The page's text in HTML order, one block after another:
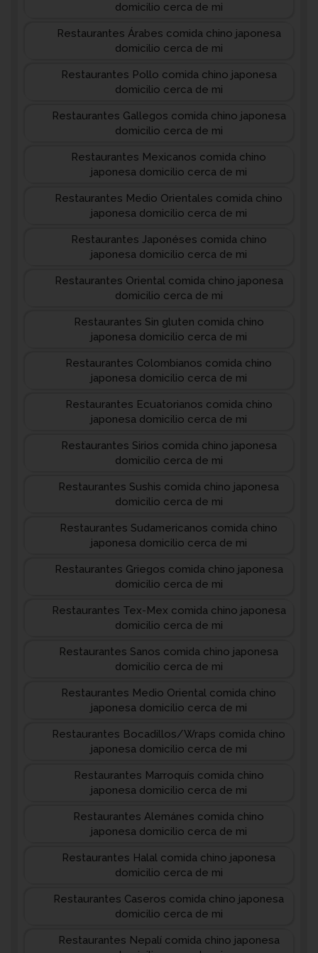
domicilio cerca de mi
Restaurantes Árabes comida chino japonesa
domicilio cerca de mi
Restaurantes Pollo comida chino japonesa
domicilio cerca de mi
Restaurantes Gallegos comida chino japonesa
domicilio cerca de mi
Restaurantes Mexicanos comida chino
japonesa domicilio cerca de mi
Restaurantes Medio Orientales comida chino
japonesa domicilio cerca de mi
Restaurantes Japonéses comida chino
japonesa domicilio cerca de mi
Restaurantes Oriental comida chino japonesa
domicilio cerca de mi
Restaurantes Sin gluten comida chino
japonesa domicilio cerca de mi
Restaurantes Colombianos comida chino
japonesa domicilio cerca de mi
Restaurantes Ecuatorianos comida chino
japonesa domicilio cerca de mi
Restaurantes Sirios comida chino japonesa
domicilio cerca de mi
Restaurantes Sushis comida chino japonesa
domicilio cerca de mi
Restaurantes Sudamericanos comida chino
japonesa domicilio cerca de mi
Restaurantes Griegos comida chino japonesa
domicilio cerca de mi
Restaurantes Tex-Mex comida chino japonesa
domicilio cerca de mi
Restaurantes Sanos comida chino japonesa
domicilio cerca de mi
Restaurantes Medio Oriental comida chino
japonesa domicilio cerca de mi
Restaurantes Bocadillos/Wraps comida chino
japonesa domicilio cerca de mi
Restaurantes Marroquís comida chino
japonesa domicilio cerca de mi
Restaurantes Alemánes comida chino
japonesa domicilio cerca de mi
Restaurantes Halal comida chino japonesa
domicilio cerca de mi
Restaurantes Caseros comida chino japonesa
domicilio cerca de mi
Restaurantes Nepalí comida chino japonesa